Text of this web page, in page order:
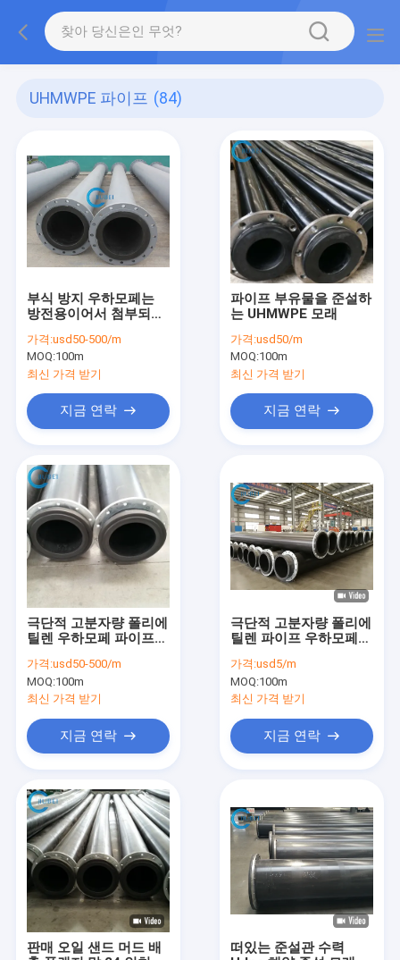
UHMWPE 파이프 (84)
부식 방지 우하모페는
방전용이어서 첨부되는
어섰습니다
가격:usd50-500/m
MOQ:100m
최신 가격 받기
지금 연락
파이프 부유물을 준설하
는 UHMWPE 모래
가격:usd50/m
MOQ:100m
최신 가격 받기
지금 연락
극단적 고분자량 폴리에
틸렌 우하모페 파이프
가격:usd50-500/m
MOQ:100m
최신 가격 받기
지금 연락
극단적 고분자량 폴리에
틸렌 파이프 우하모페
가격:usd5/m
MOQ:100m
최신 가격 받기
지금 연락
판매 오일 샌드 머드 배
떠있는 준설관 수력